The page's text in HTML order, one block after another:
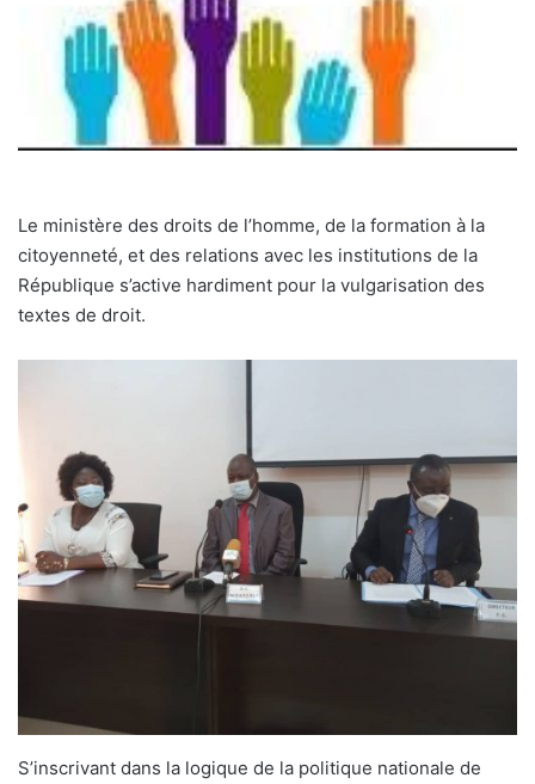
Le ministère des droits de l’homme, de la formation à la
citoyenneté, et des relations avec les institutions de la
République s’active hardiment pour la vulgarisation des
textes de droit.
S’inscrivant dans la logique de la politique nationale de